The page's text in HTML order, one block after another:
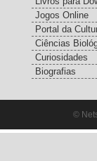
Jogos Online
Portal da
Ciências
Curiosidades
Biografias
©